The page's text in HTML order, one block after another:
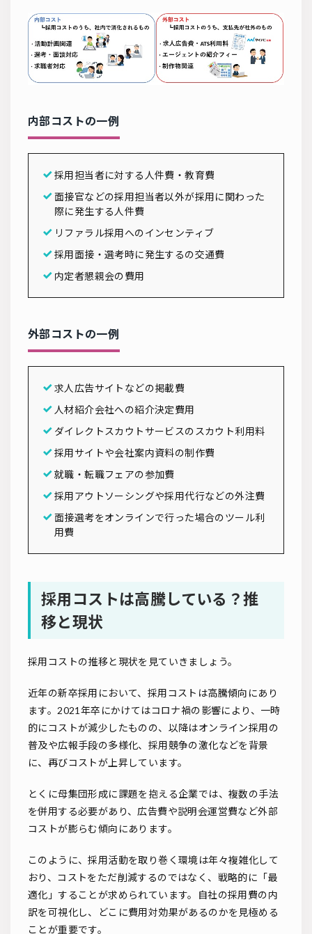
内部コストの一例
採用担当者に対する人件費・教育費
面接官などの採用担当者以外が採用に関わった
際に発生する人件費
リファラル採用へのインセンティブ
採用面接・選考時に発生するの交通費
内定者懇親会の費用
外部コストの一例
求人広告サイトなどの掲載費
人材紹介会社への紹介決定費用
ダイレクトスカウトサービスのスカウト利用料
採用サイトや会社案内資料の制作費
就職・転職フェアの参加費
採用アウトソーシングや採用代行などの外注費
面接選考をオンラインで行った場合のツール利
用費
採用コストは高騰している？推
移と現状
採用コストの推移と現状を見ていきましょう。
近年の新卒採用において、採用コストは高騰傾向にあり
ます。2021年卒にかけてはコロナ禍の影響により、一時
的にコストが減少したものの、以降はオンライン採用の
普及や広報手段の多様化、採用競争の激化などを背景
に、再びコストが上昇しています。
とくに母集団形成に課題を抱える企業では、複数の手法
を併用する必要があり、広告費や説明会運営費など外部
コストが膨らむ傾向にあります。
このように、採用活動を取り巻く環境は年々複雑化して
おり、コストをただ削減するのではなく、戦略的に「最
適化」することが求められています。自社の採用費の内
訳を可視化し、どこに費用対効果があるのかを見極める
ことが重要です。